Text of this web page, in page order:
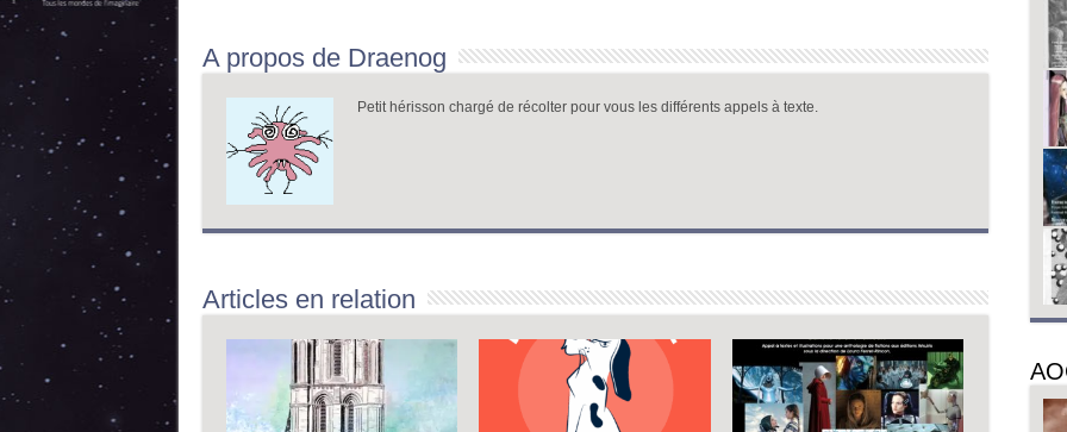
A propos de Draenog
Petit hérisson chargé de récolter pour vous les différents appels à texte.
Articles en relation